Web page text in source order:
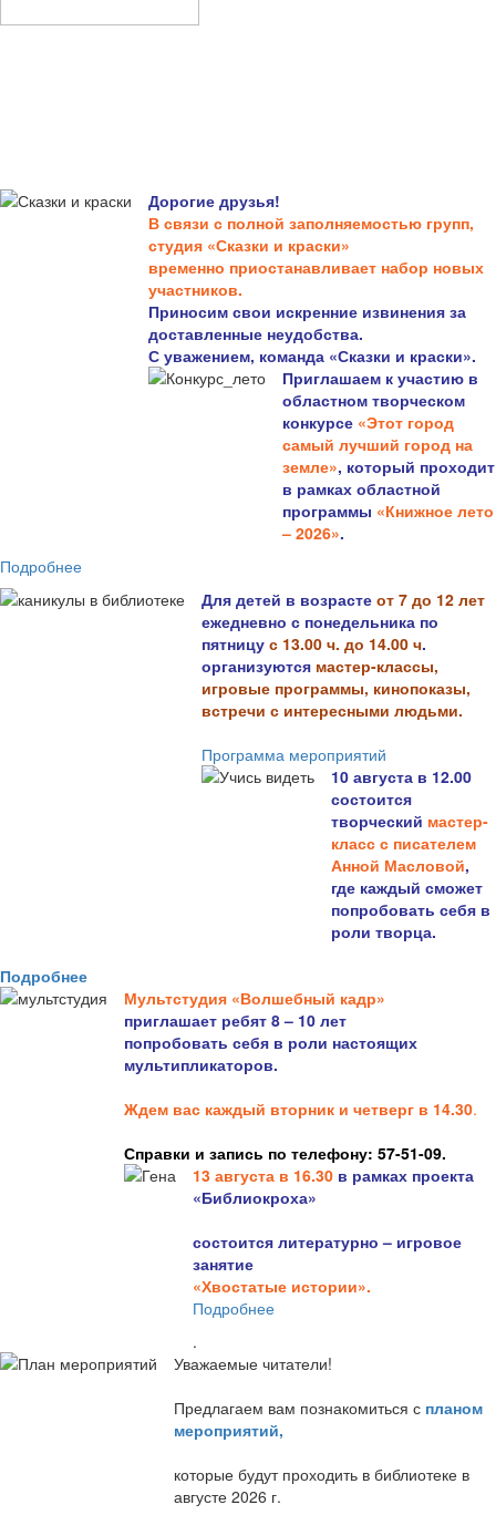
Дорогие друзья!
В связи с полной заполняемостью групп,
студия «Сказки и краски»
временно приостанавливает набор новых
участников.
Приносим свои искренние извинения за
доставленные неудобства.
С уважением, команда «Сказки и краски».
Приглашаем к участию в
областном творческом
конкурсе «Этот город
самый лучший город на
земле», который проходит
в рамках областной
программы «Книжное лето
– 2026».
Подробнее
Для детей в возрасте от 7 до 12 лет
ежедневно с понедельника по
пятницу с 13.00 ч. до 14.00 ч.
организуются мастер-классы,
игровые программы, кинопоказы,
встречи с интересными людьми.
Программа мероприятий
10 августа в 12.00
состоится
творческий мастер-
класс с писателем
Анной Масловой,
где каждый сможет
попробовать себя в
роли творца.
Подробнее
Мультстудия «Волшебный кадр»
приглашает ребят 8 – 10 лет
попробовать себя в роли настоящих
мультипликаторов.
Ждем вас каждый вторник и четверг в 14.30.
Справки и запись по телефону: 57-51-09.
13 августа в 16.30 в рамках проекта
«Библиокроха»
состоится литературно – игровое
занятие
«Хвостатые истории».
Подробнее
.
Уважаемые читатели!
Предлагаем вам познакомиться с планом
мероприятий,
которые будут проходить в библиотеке в
августе 2026 г.